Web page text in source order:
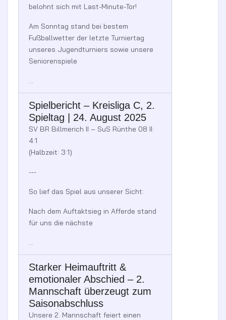
belohnt sich mit Last-Minute-Tor!
Am Sonntag stand bei bestem
Fußballwetter der letzte Turniertag
unseres Jugendturniers sowie unsere
Seniorenspiele
...
Spielbericht – Kreisliga C, 2.
Spieltag | 24. August 2025
SV BR Billmerich II – SuS Rünthe 08 II:
4:1
(Halbzeit: 3:1)
---
So lief das Spiel aus unserer Sicht:
Nach dem Auftaktsieg in Afferde stand
für uns die nächste
...
Starker Heimauftritt &
emotionaler Abschied – 2.
Mannschaft überzeugt zum
Saisonabschluss
Unsere 2. Mannschaft feiert einen